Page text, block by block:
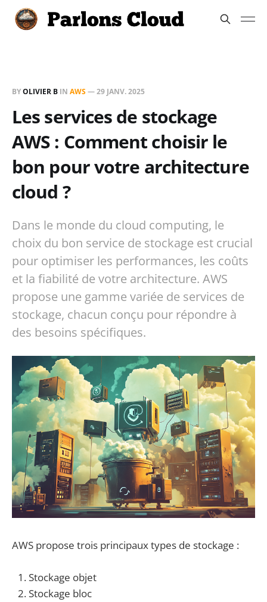
BYOLIVIER B IN AWS—29 JANV. 2025
Les services de stockage
AWS : Comment choisir le
bon pour votre architecture
cloud ?
Dans le monde du cloud computing, le
choix du bon service de stockage est crucial
pour optimiser les performances, les coûts
et la fiabilité de votre architecture. AWS
propose une gamme variée de services de
stockage, chacun conçu pour répondre à
des besoins spécifiques.
AWS propose trois principaux types de stockage :
Stockage objet
Stockage bloc